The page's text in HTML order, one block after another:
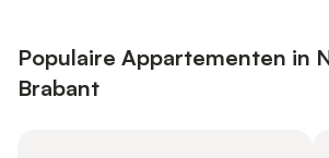
Populaire Appartementen in
Brabant